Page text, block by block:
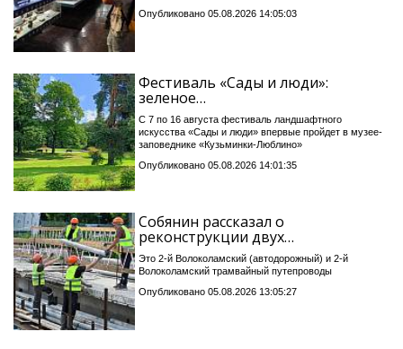
Опубликовано 05.08.2026 14:05:03
Фестиваль «Сады и люди»:
зеленое…
С 7 по 16 августа фестиваль ландшафтного
искусства «Сады и люди» впервые пройдет в музее-
заповеднике «Кузьминки-Люблино»
Опубликовано 05.08.2026 14:01:35
Собянин рассказал о
реконструкции двух…
Это 2-й Волоколамский (автодорожный) и 2-й
Волоколамский трамвайный путепроводы
Опубликовано 05.08.2026 13:05:27